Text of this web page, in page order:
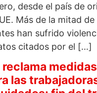
desde el país de
Más de la mitad de
han sufrido
citados por el […]
reclama medidas
las